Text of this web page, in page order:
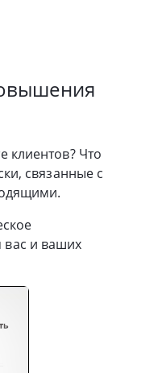
клиентов? Что
связанные с
вас и ваших